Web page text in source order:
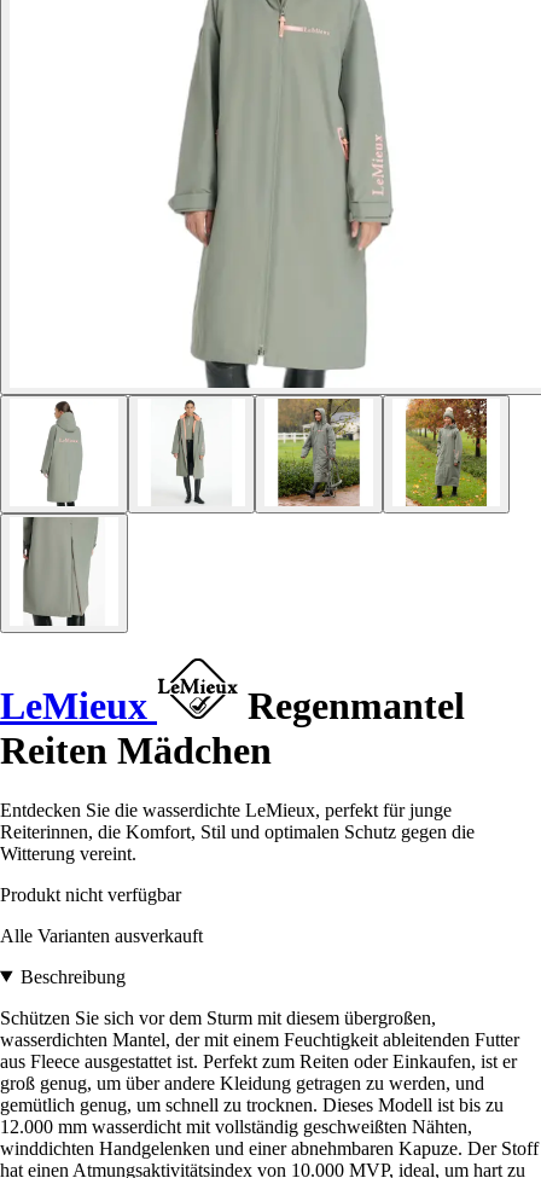
LeMieux
Regenmantel
Reiten Mädchen
Entdecken Sie die wasserdichte LeMieux, perfekt für junge
Reiterinnen, die Komfort, Stil und optimalen Schutz gegen die
Witterung vereint.
Produkt nicht verfügbar
Alle Varianten ausverkauft
Beschreibung
Schützen Sie sich vor dem Sturm mit diesem übergroßen,
wasserdichten Mantel, der mit einem Feuchtigkeit ableitenden Futter
aus Fleece ausgestattet ist. Perfekt zum Reiten oder Einkaufen, ist er
groß genug, um über andere Kleidung getragen zu werden, und
gemütlich genug, um schnell zu trocknen. Dieses Modell ist bis zu
12.000 mm wasserdicht mit vollständig geschweißten Nähten,
winddichten Handgelenken und einer abnehmbaren Kapuze. Der Stoff
hat einen Atmungsaktivitätsindex von 10.000 MVP, ideal, um hart zu